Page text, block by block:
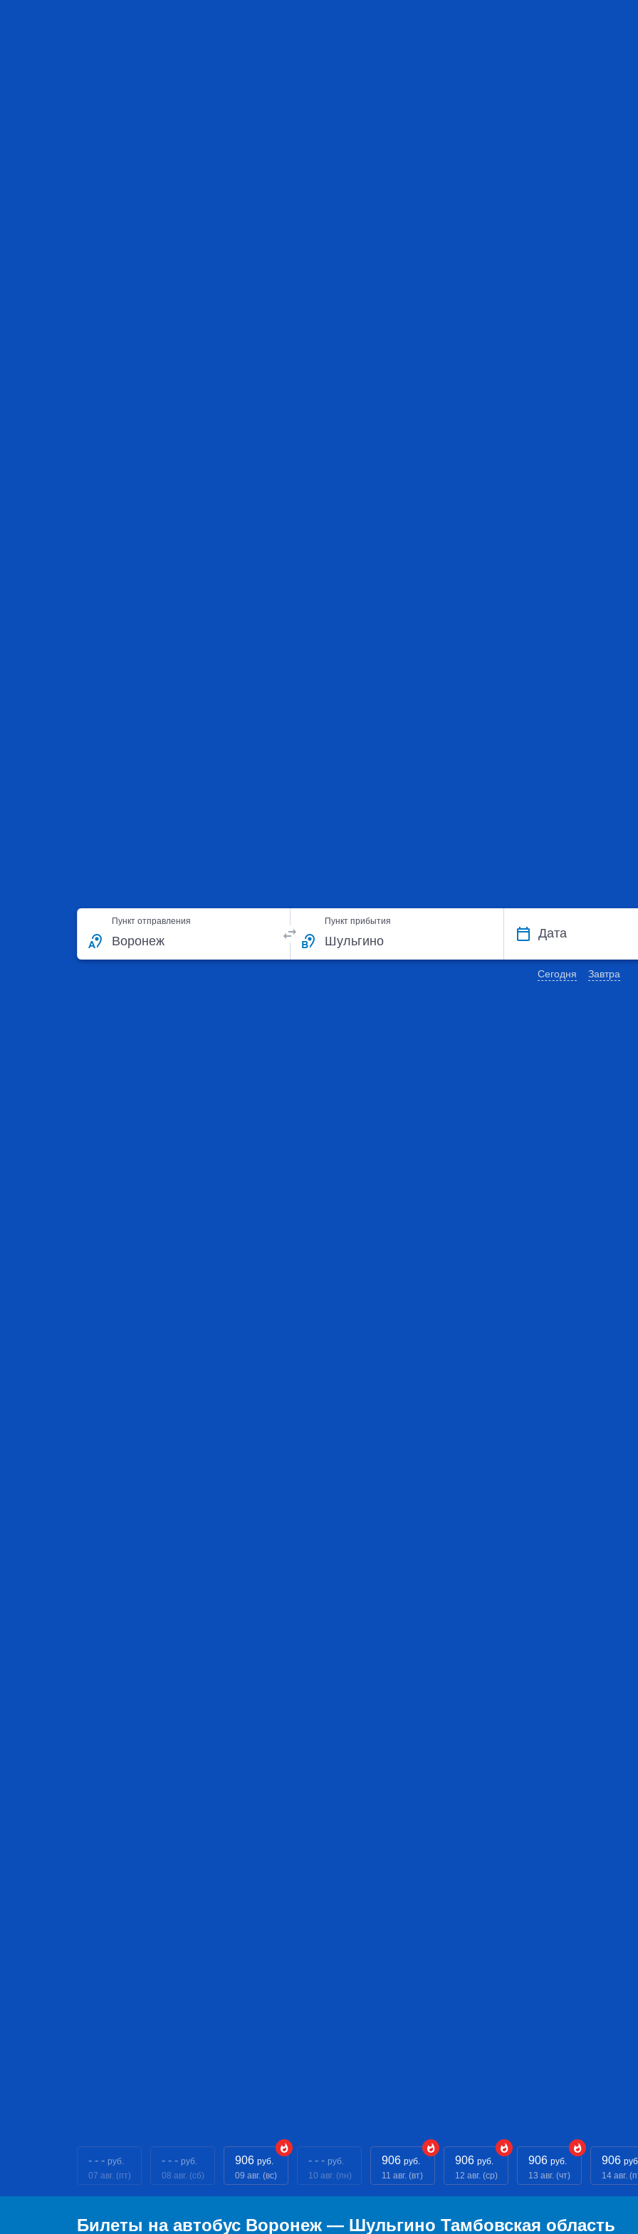
Пункт отправления Пункт прибытия
Дата
Сегодня Завтра
- - - руб.
07 авг. (пт)
- - - руб.
08 авг. (сб)
906 руб.
09 авг. (вс)
- - - руб.
10 авг. (пн)
906 руб.
11 авг. (вт)
906 руб.
12 авг. (ср)
906 руб.
13 авг. (чт)
906
14 авг.
Билеты на автобус Воронеж — Шульгино Тамбовская область